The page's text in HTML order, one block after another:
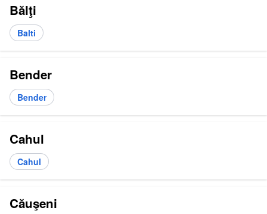
Bălţi
Balti
Bender
Bender
Cahul
Cahul
Căuşeni